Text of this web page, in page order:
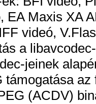
EA Maxis XA
videó,
a
jeinek
támogatása az
(ACDV)